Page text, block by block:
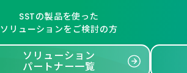
SSTの製品を使った
ソリューションをご検討の方
ソリューション
パートナー一覧